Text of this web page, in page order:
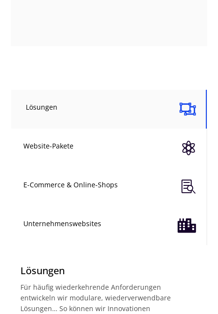

Lösungen

Website-Pakete

E-Commerce & Online-Shops

Unternehmenswebsites
Lösungen
Für häufig wiederkehrende Anforderungen
entwickeln wir modulare, wiederverwendbare
Lösungen… So können wir Innovationen